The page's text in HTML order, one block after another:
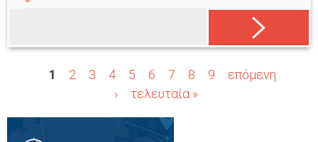
ε
1 2 3 4 5 6 7 8 9
επόμενη
›
τελευταία »